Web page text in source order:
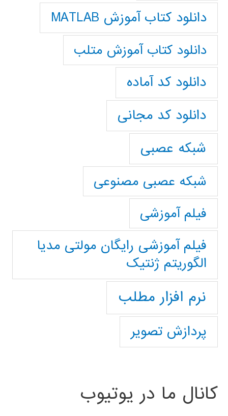
دانلود کتاب آموزش MATLAB
دانلود کتاب آموزش متلب
دانلود کد آماده
دانلود کد مجانی
شبکه عصبی
شبکه عصبی مصنوعی
فیلم آموزشی
فیلم آموزشی رایگان مولتی مدیا
الگوریتم ژنتیک
نرم افزار مطلب
پردازش تصویر
کانال ما در یوتیوب